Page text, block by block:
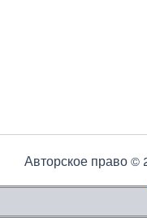
Авторское право